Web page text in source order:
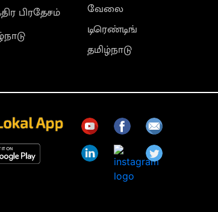
பிரதேசம்
வேலை
டிரெண்டிங்
தமிழ்நாடு